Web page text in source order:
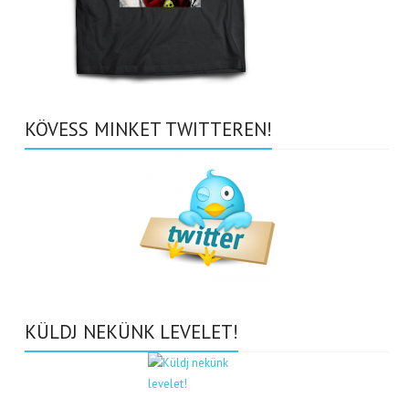
KÖVESS MINKET TWITTEREN!
KÜLDJ NEKÜNK LEVELET!